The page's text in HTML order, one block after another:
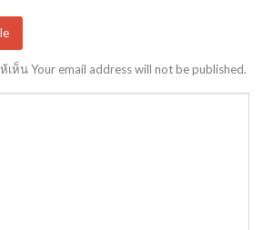
ห็น Your email address will not be published.